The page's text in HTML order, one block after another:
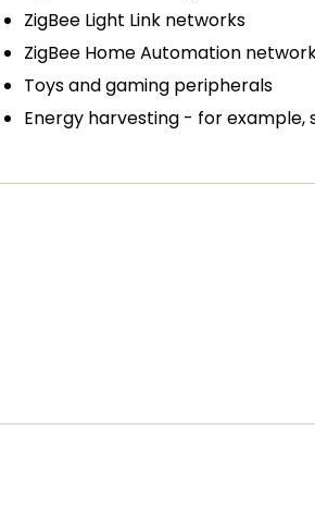
ZigBee Light Link networks
ZigBee Home Automation
Toys and gaming peripherals
Energy harvesting - for